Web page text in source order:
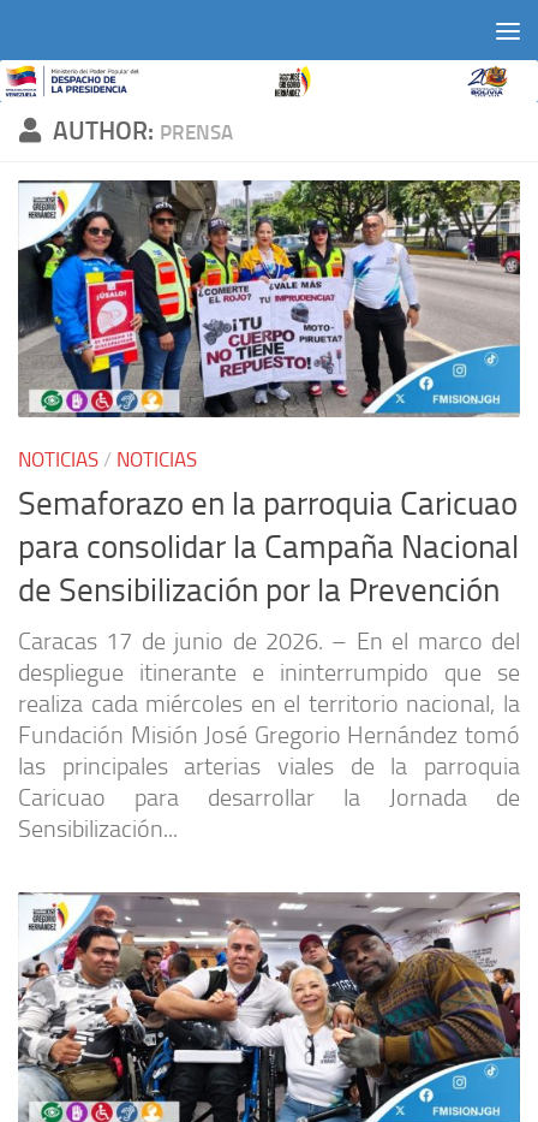
AUTHOR: PRENSA
NOTICIAS / NOTICIAS
Semaforazo en la parroquia Caricuao
para consolidar la Campaña Nacional
de Sensibilización por la Prevención
Caracas 17 de junio de 2026. – En el marco del
despliegue itinerante e ininterrumpido que se
realiza cada miércoles en el territorio nacional, la
Fundación Misión José Gregorio Hernández tomó
las principales arterias viales de la parroquia
Caricuao para desarrollar la Jornada de
Sensibilización...